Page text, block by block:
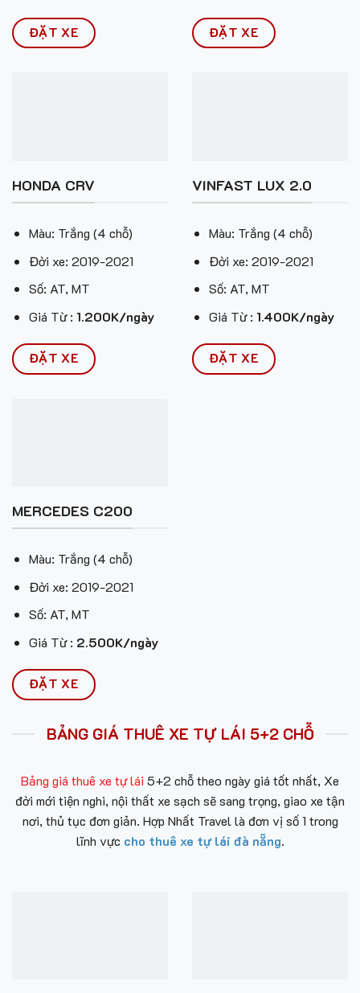
ĐẶT XE ĐẶT XE
HONDA CRV
Màu: Trắng (4 chỗ)
Đời xe: 2019-2021
Số: AT, MT
Giá Từ : 1.200K/ngày
ĐẶT XE
VINFAST LUX 2.0
Màu: Trắng (4 chỗ)
Đời xe: 2019-2021
Số: AT, MT
Giá Từ : 1.400K/ngày
ĐẶT XE
MERCEDES C200
Màu: Trắng (4 chỗ)
Đời xe: 2019-2021
Số: AT, MT
Giá Từ : 2.500K/ngày
ĐẶT XE
BẢNG GIÁ THUÊ XE TỰ LÁI 5+2 CHỖ
Bảng giá thuê xe tự lái 5+2 chỗ theo ngày giá tốt nhất, Xe
đời mới tiện nghi, nội thất xe sạch sẽ sang trọng, giao xe tận
nơi, thủ tục đơn giản. Hợp Nhất Travel là đơn vị số 1 trong
lĩnh vực cho thuê xe tự lái đà nẵng.